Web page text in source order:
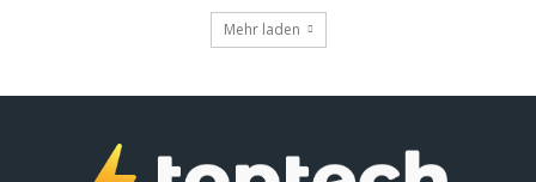
Mehr laden